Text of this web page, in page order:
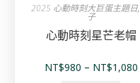
2025 心動時刻大巨蛋主題日,
子
心動時刻星芒老帽
NT$980 – NT$1,080